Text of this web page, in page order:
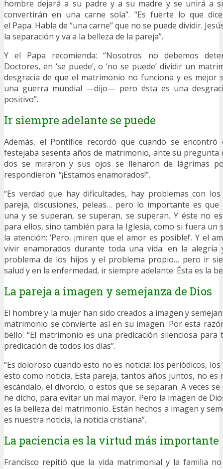
hombre dejará a su padre y a su madre y se unirá a
convertirán en una carne sola”. “Es fuerte lo que
el Papa. Habla de “una carne” que no se puede dividir.
la separación y va a la belleza de la pareja”.
Y el Papa recomienda: “Nosotros no debemos
Doctores, en ‘se puede’, o ‘no se puede’ dividir un
desgracia de que el matrimonio no funciona y es mejor
una guerra mundial —dijo— pero ésta es una
positivo”.
Ir siempre adelante se puede
Además, el Pontífice recordó que cuando se
festejaba sesenta años de matrimonio, ante su pregunta
dos se miraron y sus ojos se llenaron de lágrimas
respondieron: “¡Estamos enamorados!”.
“Es verdad que hay dificultades, hay problemas con
pareja, discusiones, peleas… pero lo importante es que
una y se superan, se superan, se superan. Y éste no
para ellos, sino también para la Iglesia, como si fuera un
la atención: ‘Pero, ¡miren que el amor es posible!’. Y el
vivir enamorados durante toda una vida: en la
problema de los hijos y el problema propio… pero ir
salud y en la enfermedad, ir siempre adelante. Ésta es la
La pareja a imagen y semejanza de Dios
El hombre y la mujer han sido creados a imagen y
matrimonio se convierte así en su imagen. Por esta
bello: “El matrimonio es una predicación silenciosa para
predicación de todos los días”.
“Es doloroso cuando esto no es noticia: los periódicos,
esto como noticia. Esta pareja, tantos años juntos, no es
escándalo, el divorcio, o estos que se separan. A veces
he dicho, para evitar un mal mayor. Pero la imagen de
es la belleza del matrimonio. Están hechos a imagen y
es nuestra noticia, la noticia cristiana”.
La paciencia es la virtud más importante
Francisco repitió que la vida matrimonial y la familia